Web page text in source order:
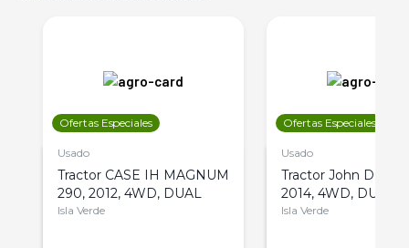
Ofertas Especiales
Usado
Tractor CASE IH MAGNUM
290, 2012, 4WD, DUAL
Isla Verde
Ofertas Especiales
Usado
Tractor John Deere
2014, 4WD, DUAL
Isla Verde